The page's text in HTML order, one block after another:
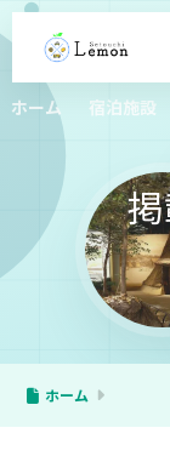
ホーム 宿泊施設
ホーム